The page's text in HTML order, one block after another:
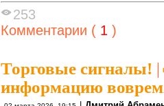
253
Комментарии ( 1 )
Торговые сигналы! |
информацию